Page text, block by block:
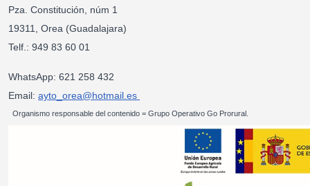
Pza. Constitución, núm 1
19311, Orea (Guadalajara)
Telf.: 949 83 60 01
WhatsApp: 621 258 432
Email: ayto_orea@hotmail.es
Organismo responsable del contenido = Grupo Operativo Go Prorural.